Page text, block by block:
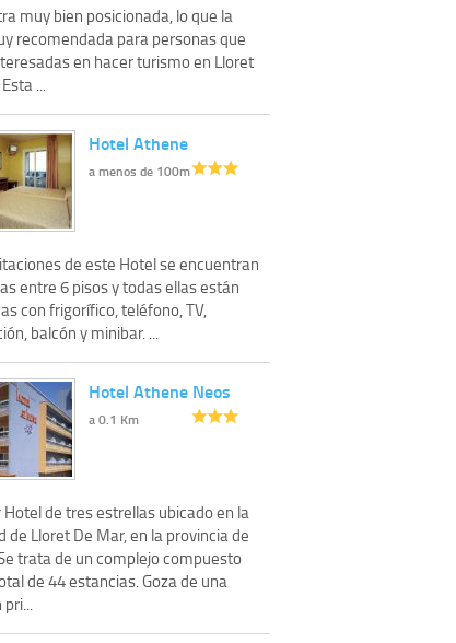
muy bien posicionada, lo que la
recomendada para personas que
en hacer turismo en Lloret
...
Hotel Athene
a menos de 100m
de este Hotel se encuentran
entre 6 pisos y todas ellas están
con frigorífico, teléfono, TV,
balcón y minibar. ...
Hotel Athene Neos
a 0.1 Km
Hotel de tres estrellas ubicado en la
de Lloret De Mar, en la provincia de
trata de un complejo compuesto
de 44 estancias. Goza de una